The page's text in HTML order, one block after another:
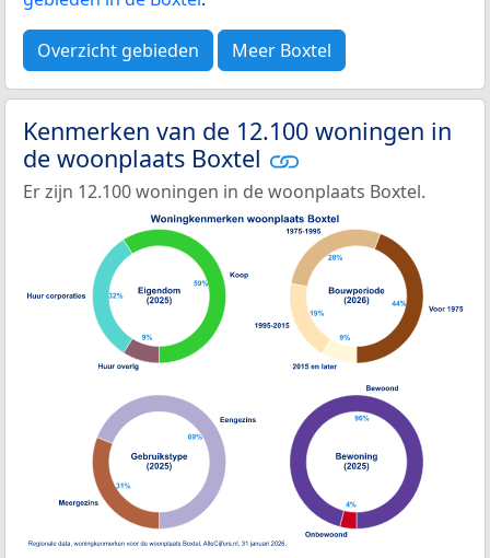
Overzicht gebieden Meer Boxtel
Kenmerken van de 12.100 woningen in
de woonplaats Boxtel
Er zijn 12.100 woningen in de woonplaats Boxtel.